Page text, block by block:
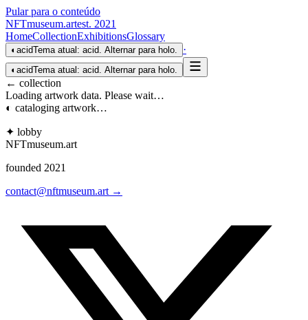
Pular para o conteúdo
NFTmuseum.artest. 2021
HomeCollectionExhibitionsGlossary
◐ acidTema atual: acid. Alternar para holo. ·
◐ acidTema atual: acid. Alternar para holo.
← collection
Loading artwork data. Please wait…
◐ cataloging artwork…
✦ lobby
NFTmuseum.art
founded 2021
contact@nftmuseum.art →